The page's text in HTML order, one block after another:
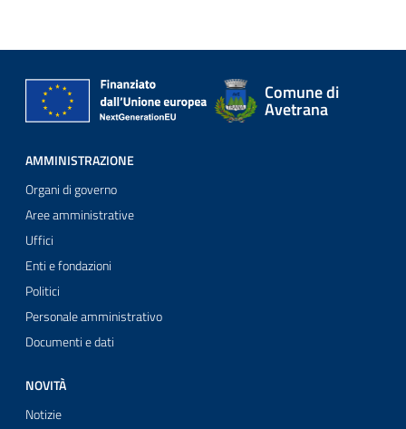
Comune di
Avetrana
AMMINISTRAZIONE
Organi di governo
Aree amministrative
Uffici
Enti e fondazioni
Politici
Personale amministrativo
Documenti e dati
NOVITÀ
Notizie